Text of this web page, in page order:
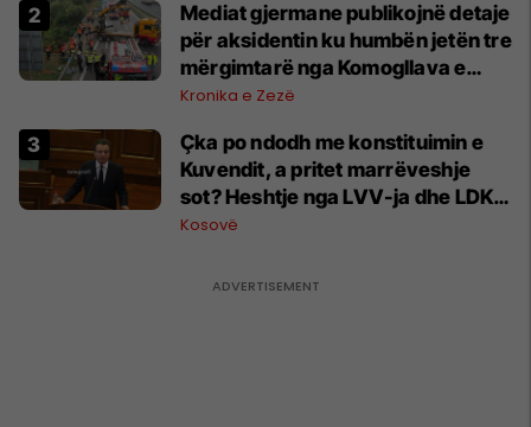
Mediat gjermane publikojnë detaje
për aksidentin ku humbën jetën tre
mërgimtarë nga Komogllava e
Ferizajt
Kronika e Zezë
Çka po ndodh me konstituimin e
Kuvendit, a pritet marrëveshje
sot? Heshtje nga LVV-ja dhe LDK-
ja
Kosovë